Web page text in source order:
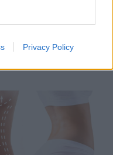
Privacy Policy
βάρους